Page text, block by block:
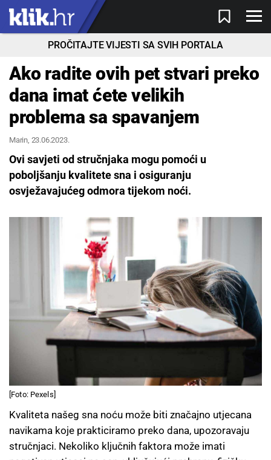
PROČITAJTE VIJESTI SA SVIH PORTALA
Ako radite ovih pet stvari preko
dana imat ćete velikih
problema sa spavanjem
Marin, 23.06.2023.
Ovi savjeti od stručnjaka mogu pomoći u
poboljšanju kvalitete sna i osiguranju
osvježavajućeg odmora tijekom noći.
[Foto: Pexels]
Kvaliteta našeg sna noću može biti značajno utjecana
navikama koje prakticiramo preko dana, upozoravaju
stručnjaci. Nekoliko ključnih faktora može imati